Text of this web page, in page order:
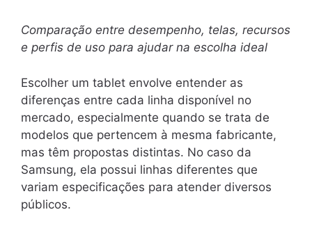
Comparação entre desempenho, telas, recursos
e perfis de uso para ajudar na escolha ideal
Escolher um tablet envolve entender as
diferenças entre cada linha disponível no
mercado, especialmente quando se trata de
modelos que pertencem à mesma fabricante,
mas têm propostas distintas. No caso da
Samsung, ela possui linhas diferentes que
variam especificações para atender diversos
públicos.